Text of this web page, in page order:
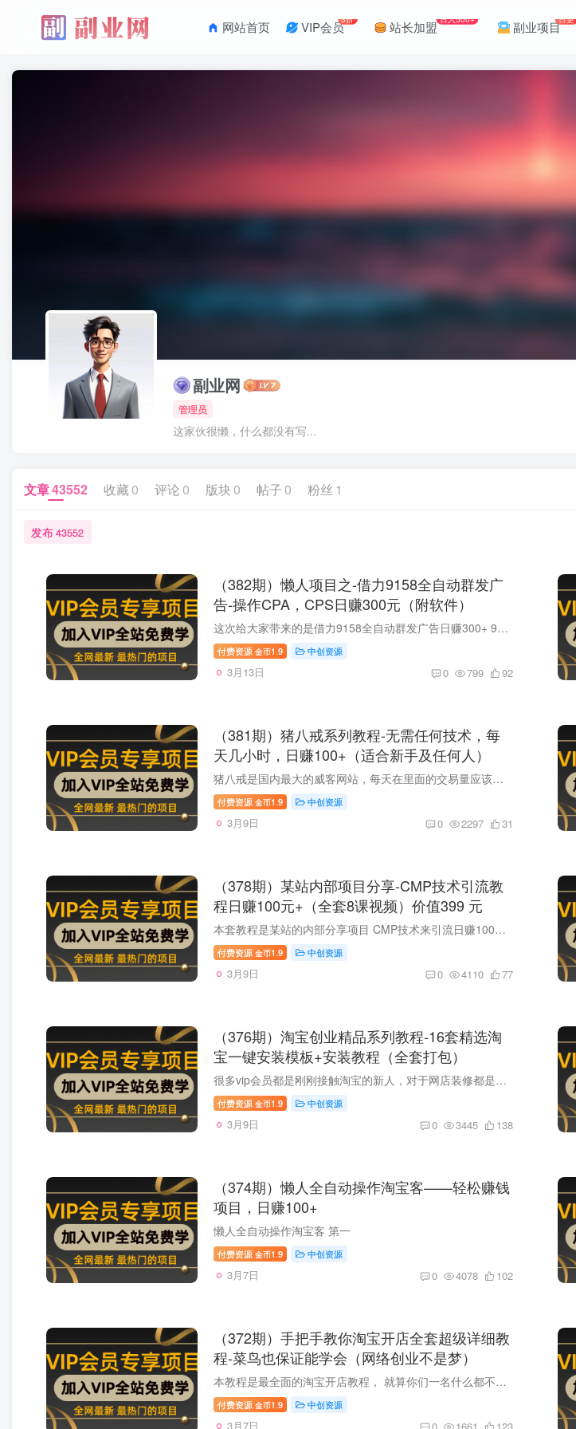
网站首页 VIP会员3折 站长加盟日入500+ 副业项目日更
副业网
管理员
这家伙很懒，什么都没有写...
文章43552 收藏 0 评论 0 版块 0 帖子 0 粉丝 1
发布43552
（382期）懒人项目之-借力9158全自动群发广
告-操作CPA，CPS日赚300元（附软件）
这次给大家带来的是借力9158全自动群发广告日赚300+ 9158大家应该都知道的了，里面的人都是有钱的主教程需要两款软件 我会给大家打包的
付费资源 金币1.9 中创资源
3月13日 0 799 92
（381期）猪八戒系列教程-无需任何技术，每
天几小时，日赚100+（适合新手及任何人）
猪八戒是国内最大的威客网站，每天在里面的交易量应该上百万 我们只需要在里面分一点点就够用了 今天的项目无需你懂任何技术，也不苦力，每天操作向小时，日赚100+没问题！
付费资源 金币1.9 中创资源
3月9日 0 2297 31
（378期）某站内部项目分享-CMP技术引流教
程日赚100元+（全套8课视频）价值399 元
本套教程是某站的内部分享项目 CMP技术来引流日赚100元+，再配合某个软件，效果更佳（软件已打包） 有一些技术含量，不过大家认真学一下，就会了。
付费资源 金币1.9 中创资源
3月9日 0 4110 77
（376期）淘宝创业精品系列教程-16套精选淘
宝一键安装模板+安装教程（全套打包）
很多vip会员都是刚刚接触淘宝的新人，对于网店装修都是空白，如果要自己去制作模版，显然是不可能的，这里我们给大家精选了16套模版，可以一键安装，几分钟就可以装修完毕，非常简单。 模版不在...
付费资源 金币1.9 中创资源
3月9日 0 3445 138
（374期）懒人全自动操作淘宝客——轻松赚钱
项目，日赚100+
懒人全自动操作淘宝客 第一
付费资源 金币1.9 中创资源
3月7日 0 4078 102
（372期）手把手教你淘宝开店全套超级详细教
程-菜鸟也保证能学会（网络创业不是梦）
本教程是最全面的淘宝开店教程， 就算你们一名什么都不懂的超级菜鸟，看完这套教程后，也能让你在淘宝上立足。 课程目录如下
付费资源 金币1.9 中创资源
3月7日